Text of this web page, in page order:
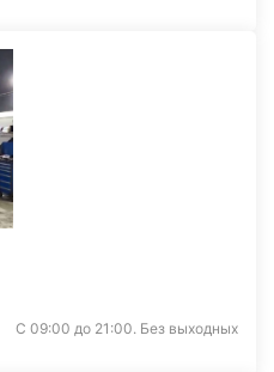
С 09:00 до 21:00. Без выходных